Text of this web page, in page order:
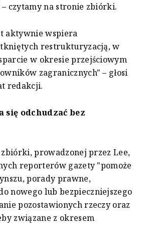
czytamy na stronie zbiórki.
aktywnie wspiera
restrukturyzacją, w
w okresie przejściowym
zagranicznych" – głosi
redakcji.
się odchudzać bez
zbiórki, prowadzonej przez Lee,
reporterów gazety "pomoże
porady prawne,
nowego lub bezpieczniejszego
pozostawionych rzeczy oraz
związane z okresem